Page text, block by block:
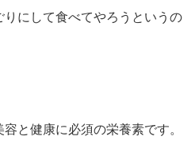
にして食べてやろうというの
と健康に必須の栄養素です。